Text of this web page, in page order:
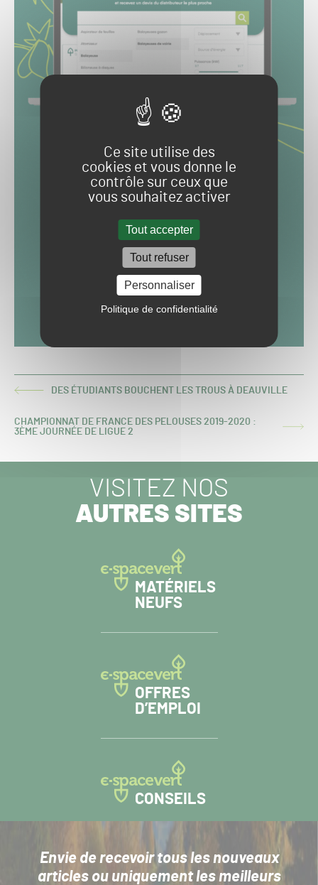
Ce site utilise des
cookies et vous donne le
contrôle sur ceux que
vous souhaitez activer
Tout accepter
Tout refuser
Personnaliser
Politique de confidentialité
ARTICLEDES ÉTUDIANTS BOUCHENT LES TROUS À DEAUVILLE
ARTICLE
CHAMPIONNAT DE FRANCE DES PELOUSES 2019-2020 :
3ÈME JOURNÉE DE LIGUE 2
VISITEZ NOS
AUTRES SITES
MATÉRIELS
NEUFS
OFFRES
D’EMPLOI
CONSEILS
Envie de recevoir tous les nouveaux
articlesou uniquement les meilleurs